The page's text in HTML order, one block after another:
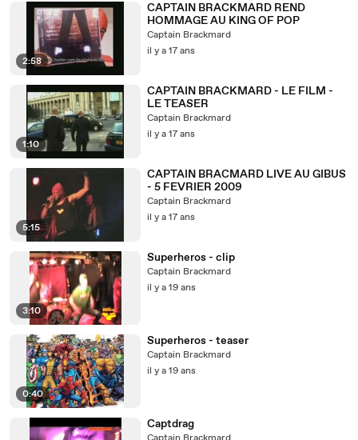
2:58
CAPTAIN BRACKMARD REND
HOMMAGE AU KING OF POP
Captain Brackmard
il y a 17 ans
1:10
CAPTAIN BRACKMARD - LE FILM -
LE TEASER
Captain Brackmard
il y a 17 ans
5:15
CAPTAIN BRACMARD LIVE AU GIBUS
- 5 FEVRIER 2009
Captain Brackmard
il y a 17 ans
3:10
Superheros - clip
Captain Brackmard
il y a 19 ans
0:40
Superheros - teaser
Captain Brackmard
il y a 19 ans
Captdrag